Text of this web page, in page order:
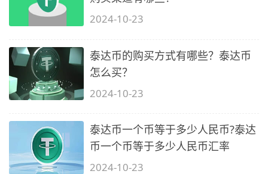
2024-10-23
泰达币的购买方式有哪些？泰达币
怎么买？
2024-10-23
泰达币一个币等于多少人民币?泰达
币一个币等于多少人民币汇率
2024-10-23